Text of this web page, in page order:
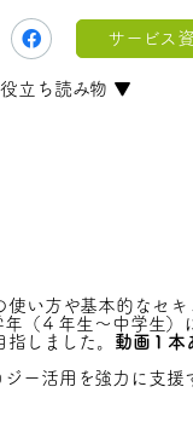
サービス
立ち読み物 ▼
い方や基本的なセキ
（４年生～中学生）
指しました。 動画１本
ー活用を強力に支援